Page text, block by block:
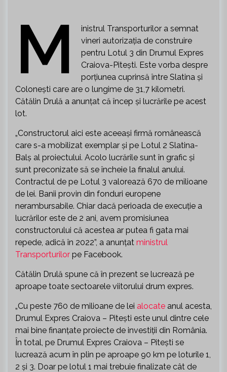
M
inistrul Transporturilor a semnat
vineri autorizaţia de construire
pentru Lotul 3 din Drumul Expres
Craiova-Piteşti. Este vorba despre
porţiunea cuprinsă între Slatina şi
Coloneşti care are o lungime de 31,7 kilometri.
Cătălin Drulă a anunţat că încep și lucrările pe acest
lot.
„Constructorul aici este aceeaşi firmă românească
care s-a mobilizat exemplar şi pe Lotul 2 Slatina-
Balş al proiectului. Acolo lucrările sunt în grafic şi
sunt preconizate să se încheie la finalul anului.
Contractul de pe Lotul 3 valorează 670 de milioane
de lei. Banii provin din fonduri europene
nerambursabile. Chiar dacă perioada de execuţie a
lucrărilor este de 2 ani, avem promisiunea
constructorului că acestea ar putea fi gata mai
repede, adică în 2022”, a anunţat ministrul
Transporturilor pe Facebook.
Cătălin Drulă spune că în prezent se lucrează pe
aproape toate sectoarele viitorului drum expres.
„Cu peste 760 de milioane de lei alocate anul acesta,
Drumul Expres Craiova – Piteşti este unul dintre cele
mai bine finanţate proiecte de investiţii din România.
În total, pe Drumul Expres Craiova – Piteşti se
lucrează acum în plin pe aproape 90 km pe loturile 1,
2 şi 3. Doar pe lotul 1 mai trebuie finalizate cât de